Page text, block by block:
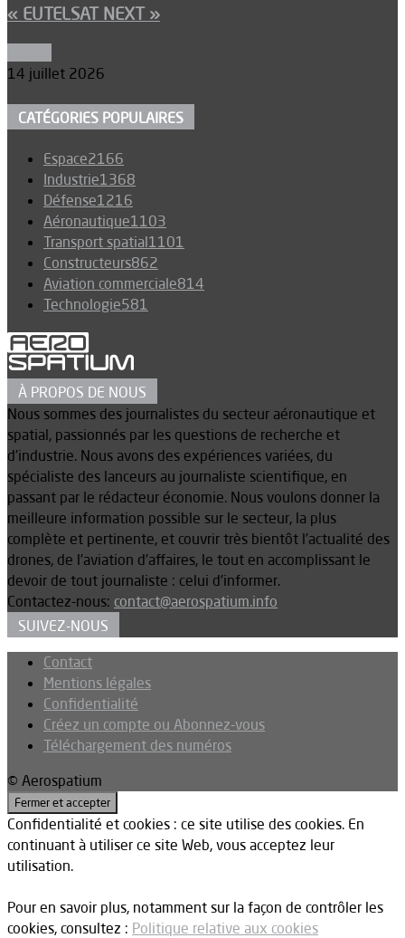
« EUTELSAT NEXT »
14 juillet 2026
CATÉGORIES POPULAIRES
Espace2166
Industrie1368
Défense1216
Aéronautique1103
Transport spatial1101
Constructeurs862
Aviation commerciale814
Technologie581
À PROPOS DE NOUS
Nous sommes des journalistes du secteur aéronautique et
spatial, passionnés par les questions de recherche et
d’industrie. Nous avons des expériences variées, du
spécialiste des lanceurs au journaliste scientifique, en
passant par le rédacteur économie. Nous voulons donner la
meilleure information possible sur le secteur, la plus
complète et pertinente, et couvrir très bientôt l’actualité des
drones, de l’aviation d’affaires, le tout en accomplissant le
devoir de tout journaliste : celui d’informer.
Contactez-nous: contact@aerospatium.info
SUIVEZ-NOUS
Contact
Mentions légales
Confidentialité
Créez un compte ou Abonnez-vous
Téléchargement des numéros
© Aerospatium
Confidentialité et cookies : ce site utilise des cookies. En
continuant à utiliser ce site Web, vous acceptez leur
utilisation.
Pour en savoir plus, notamment sur la façon de contrôler les
cookies, consultez : Politique relative aux cookies